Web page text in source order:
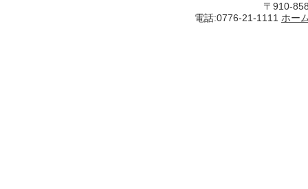
〒910-
電話:0776-21-1111 ホー